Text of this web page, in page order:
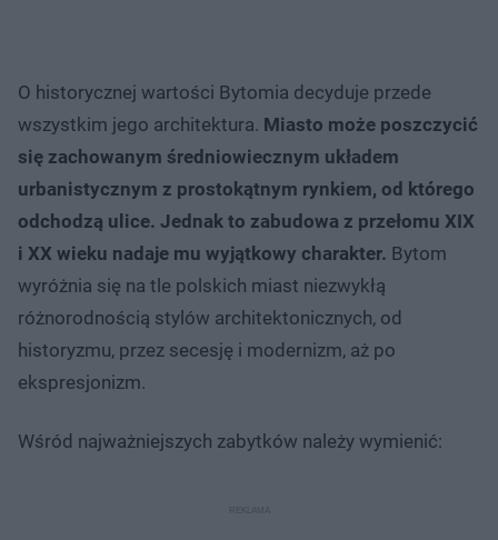
O historycznej wartości Bytomia decyduje przede
wszystkim jego architektura. Miasto może poszczycić
się zachowanym średniowiecznym układem
urbanistycznym z prostokątnym rynkiem, od którego
odchodzą ulice. Jednak to zabudowa z przełomu XIX
i XX wieku nadaje mu wyjątkowy charakter. Bytom
wyróżnia się na tle polskich miast niezwykłą
różnorodnością stylów architektonicznych, od
historyzmu, przez secesję i modernizm, aż po
ekspresjonizm.
Wśród najważniejszych zabytków należy wymienić: